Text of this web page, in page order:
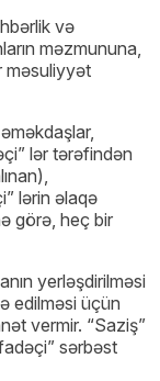
və
məzmununa,
məsuliyyət
lər tərəfindən
lərin əlaqə
görə, heç bir
yerləşdirilməsi
edilməsi üçün
vermir. “Saziş”
sərbəst